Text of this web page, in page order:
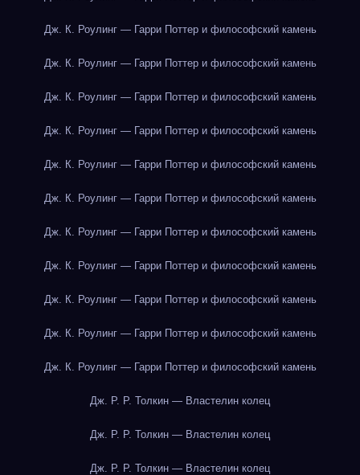
Дж. К. Роулинг — Гарри Поттер и философский камень
Дж. К. Роулинг — Гарри Поттер и философский камень
Дж. К. Роулинг — Гарри Поттер и философский камень
Дж. К. Роулинг — Гарри Поттер и философский камень
Дж. К. Роулинг — Гарри Поттер и философский камень
Дж. К. Роулинг — Гарри Поттер и философский камень
Дж. К. Роулинг — Гарри Поттер и философский камень
Дж. К. Роулинг — Гарри Поттер и философский камень
Дж. К. Роулинг — Гарри Поттер и философский камень
Дж. К. Роулинг — Гарри Поттер и философский камень
Дж. К. Роулинг — Гарри Поттер и философский камень
Дж. Р. Р. Толкин — Властелин колец
Дж. Р. Р. Толкин — Властелин колец
Дж. Р. Р. Толкин — Властелин колец